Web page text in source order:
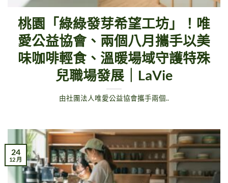
桃園「綠綠發芽希望工坊」！唯
愛公益協會、兩個八月攜手以美
味咖啡輕食、溫暖場域守護特殊
兒職場發展｜LaVie
由社團法人唯愛公益協會攜手兩個..
24
12 月